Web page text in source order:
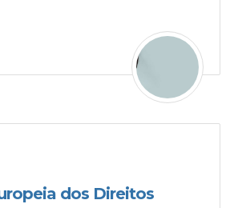
dos Direitos